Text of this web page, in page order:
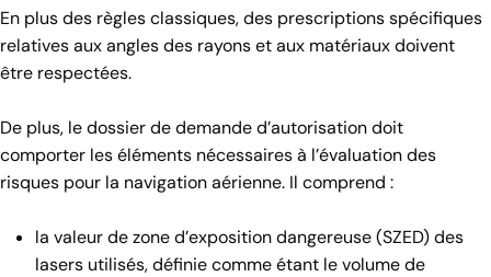
En plus des règles classiques, des prescriptions spécifiques
relatives aux angles des rayons et aux matériaux doivent
être respectées.
De plus, le dossier de demande d’autorisation doit
comporter les éléments nécessaires à l’évaluation des
risques pour la navigation aérienne. Il comprend :
la valeur de zone d’exposition dangereuse (SZED) des
lasers utilisés, définie comme étant le volume de